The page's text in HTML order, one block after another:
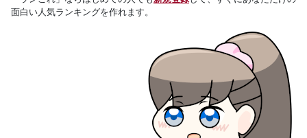
面白い人気ランキングを作れます。